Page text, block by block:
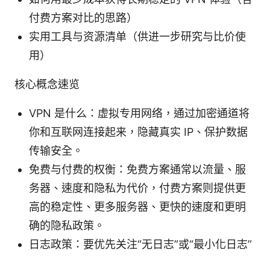
付费方案对比的思路）
实用工具与资源清单（供进一步研究与比价使
用）
核心概念速览
VPN 是什么：虚拟专用网络，通过加密通道将
你和互联网连接起来，隐藏真实 IP、保护数据
传输安全。
免费与付费的权衡：免费方案通常以流量、服
务器、速度和隐私为代价，付费方案则提供更
高的稳定性、更多服务器、更快的速度和更明
确的隐私政策。
日志政策：要优先关注“无日志”或“最小化日志”